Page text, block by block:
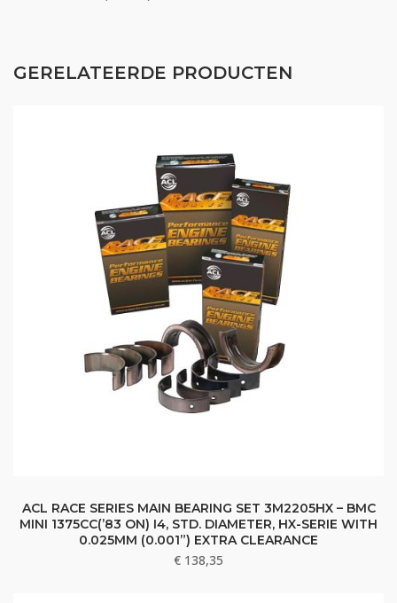
GERELATEERDE PRODUCTEN
ACL RACE SERIES MAIN BEARING SET 3M2205HX – BMC
MINI 1375CC(’83 ON) I4, STD. DIAMETER, HX-SERIE WITH
0.025MM (0.001”) EXTRA CLEARANCE
€ 138,35